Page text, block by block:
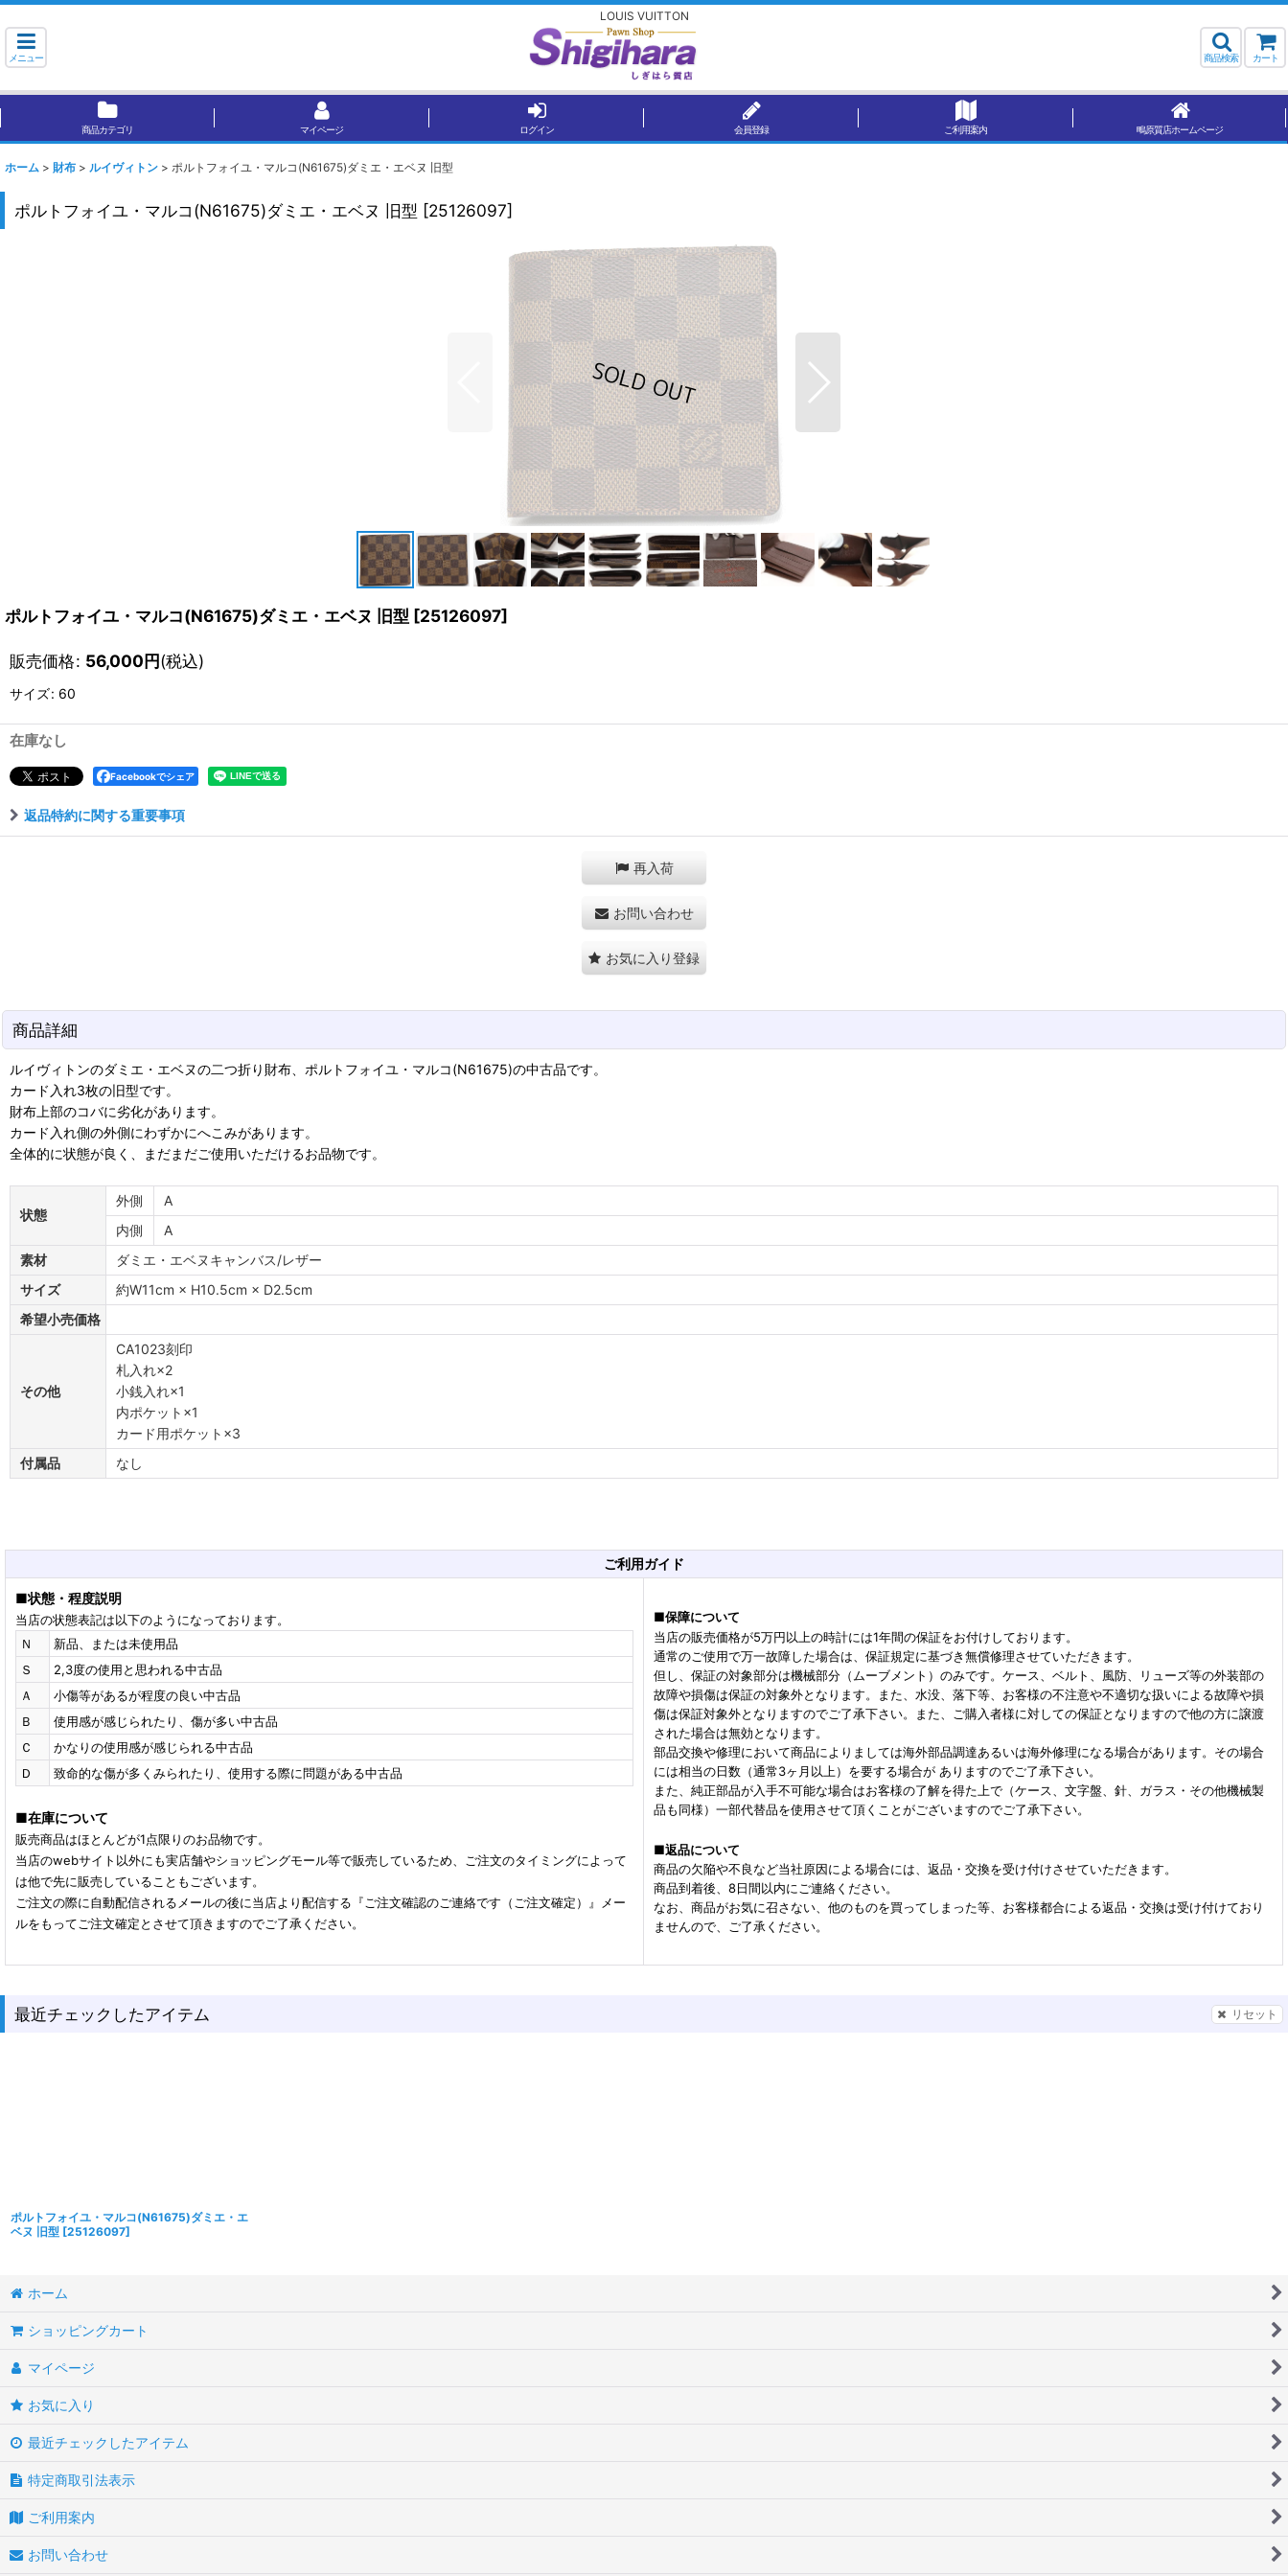
LOUIS VUITTON
メニュー 商品検索 カート
商品カテゴリ マイページ ログイン 会員登録 ご利用案内 鴫原質店ホームページ
ホーム > 財布 > ルイヴィトン > ポルトフォイユ・マルコ(N61675)ダミエ・エベヌ 旧型
ポルトフォイユ・マルコ(N61675)ダミエ・エベヌ 旧型 [25126097]
ポルトフォイユ・マルコ(N61675)ダミエ・エベヌ 旧型 [25126097]
販売価格: 56,000円(税込)
サイズ: 60
在庫なし
Facebookでシェア
返品特約に関する重要事項
再入荷
お問い合わせ
お気に入り登録
商品詳細
ルイヴィトンのダミエ・エベヌの二つ折り財布、ポルトフォイユ・マルコ(N61675)の中古品です。
カード入れ3枚の旧型です。
財布上部のコバに劣化があります。
カード入れ側の外側にわずかにへこみがあります。
全体的に状態が良く、まだまだご使用いただけるお品物です。
状態
外側
A
内側
A
素材
ダミエ・エベヌキャンバス/レザー
サイズ
約W11cm × H10.5cm × D2.5cm
希望小売価格
その他
CA1023刻印
札入れ×2
小銭入れ×1
内ポケット×1
カード用ポケット×3
付属品
なし
ご利用ガイド
■状態・程度説明
当店の状態表記は以下のようになっております。
Ｎ
新品、または未使用品
Ｓ
2,3度の使用と思われる中古品
Ａ
小傷等があるが程度の良い中古品
Ｂ
使用感が感じられたり、傷が多い中古品
Ｃ
かなりの使用感が感じられる中古品
Ｄ
致命的な傷が多くみられたり、使用する際に問題がある中古品
■在庫について
販売商品はほとんどが1点限りのお品物です。
当店のwebサイト以外にも実店舗やショッピングモール等で販売しているため、ご注文のタイミングによって
は他で先に販売していることもございます。
ご注文の際に自動配信されるメールの後に当店より配信する『ご注文確認のご連絡です（ご注文確定）』メー
ルをもってご注文確定とさせて頂きますのでご了承ください。
■保障について
当店の販売価格が5万円以上の時計には1年間の保証をお付けしております。
通常のご使用で万一故障した場合は、保証規定に基づき無償修理させていただきます。
但し、保証の対象部分は機械部分（ムーブメント）のみです。ケース、ベルト、風防、リューズ等の外装部の
故障や損傷は保証の対象外となります。また、水没、落下等、お客様の不注意や不適切な扱いによる故障や損
傷は保証対象外となりますのでご了承下さい。また、ご購入者様に対しての保証となりますので他の方に譲渡
された場合は無効となります。
部品交換や修理において商品によりましては海外部品調達あるいは海外修理になる場合があります。その場合
には相当の日数（通常3ヶ月以上）を要する場合が ありますのでご了承下さい。
また、純正部品が入手不可能な場合はお客様の了解を得た上で（ケース、文字盤、針、ガラス・その他機械製
品も同様）一部代替品を使用させて頂くことがございますのでご了承下さい。
■返品について
商品の欠陥や不良など当社原因による場合には、返品・交換を受け付けさせていただきます。
商品到着後、8日間以内にご連絡ください。
なお、商品がお気に召さない、他のものを買ってしまった等、お客様都合による返品・交換は受け付けており
ませんので、ご了承ください。
最近チェックしたアイテム リセット
ポルトフォイユ・マルコ(N61675)ダミエ・エ
ベヌ 旧型 [25126097]
ホーム
ショッピングカート
マイページ
お気に入り
最近チェックしたアイテム
特定商取引法表示
ご利用案内
お問い合わせ